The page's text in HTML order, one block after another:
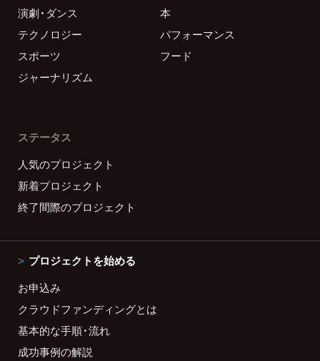
演劇・ダンス
本
テクノロジー
パフォーマンス
スポーツ
フード
ジャーナリズム
ステータス
人気のプロジェクト
新着プロジェクト
終了間際のプロジェクト
プロジェクトを始める
お申込み
クラウドファンディングとは
基本的な手順・流れ
成功事例の解説